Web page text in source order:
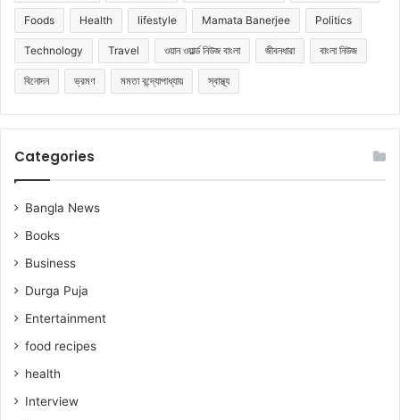
Foods Health lifestyle Mamata Banerjee Politics
Technology Travel ওয়ান ওয়ার্ল্ড নিউজ বাংলা জীবনধারা বাংলা নিউজ
বিনোদন ভ্রমণ মমতা বন্দ্যোপাধ্যায় স্বাস্থ্য
Categories
Bangla News
Books
Business
Durga Puja
Entertainment
food recipes
health
Interview